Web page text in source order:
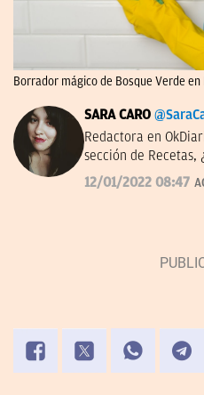
Borrador mágico de Bosque Verde en
SARA CARO
Redactora en
sección de Recetas,
Topic, Consumo y
12/01/2022 08:47